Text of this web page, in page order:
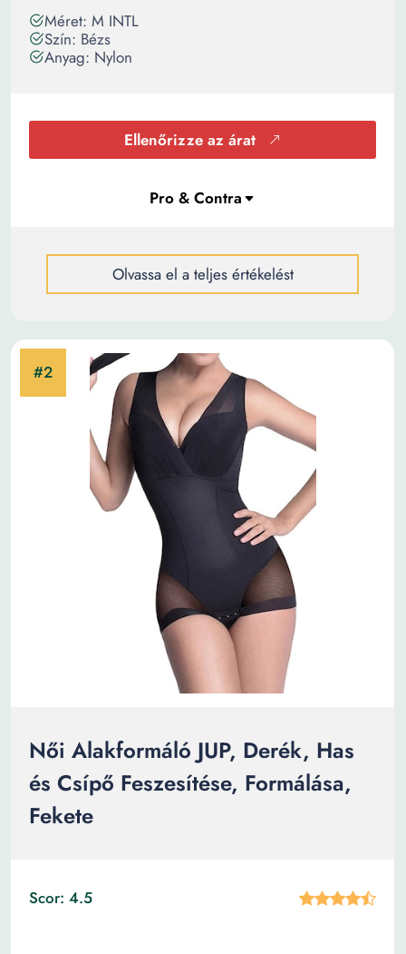
Méret: M INTL
Szín: Bézs
Anyag: Nylon
Ellenőrizze az árat
Olvassa el a teljes értékelést
Női Alakformáló JUP, Derék, Has
és Csípő Feszesítése, Formálása,
Fekete
Scor: 4.5